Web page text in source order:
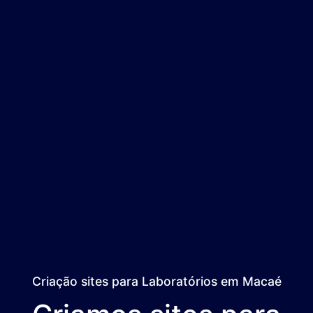
Criação sites para Laboratórios em Macaé